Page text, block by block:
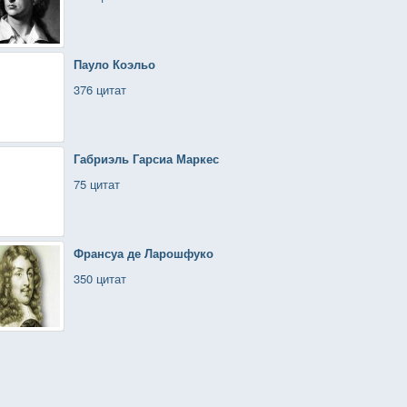
Пауло Коэльо
376 цитат
Габриэль Гарсиа Маркес
75 цитат
Франсуа де Ларошфуко
350 цитат